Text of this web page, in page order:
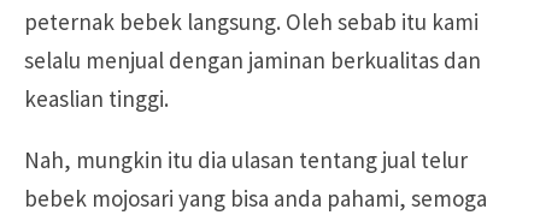
peternak bebek langsung. Oleh sebab itu kami
selalu menjual dengan jaminan berkualitas dan
keaslian tinggi.
Nah, mungkin itu dia ulasan tentang jual telur
bebek mojosari yang bisa anda pahami, semoga